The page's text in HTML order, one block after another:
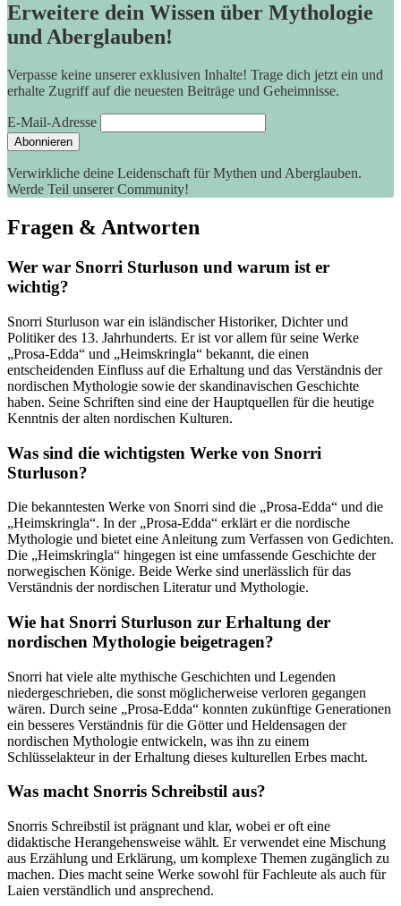
Erweitere dein Wissen über Mythologie
und Aberglauben!
Verpasse keine unserer exklusiven Inhalte! Trage dich jetzt ein und
erhalte Zugriff auf die neuesten Beiträge und Geheimnisse.
E-Mail-Adresse
Verwirkliche deine Leidenschaft für Mythen und Aberglauben.
Werde Teil unserer Community!
Fragen & Antworten
Wer ​war‍ Snorri ‌Sturluson und warum ist er⁣
wichtig?
Snorri Sturluson war ein isländischer Historiker, Dichter und
Politiker des 13. Jahrhunderts. Er‌ ist vor allem ⁢für seine Werke
„Prosa-Edda“ und „Heimskringla“ bekannt, die einen
entscheidenden Einfluss auf die Erhaltung und das Verständnis der
nordischen ⁤Mythologie sowie der skandinavischen Geschichte
haben. Seine Schriften sind eine ‍der‌ Hauptquellen für die heutige
Kenntnis der alten nordischen Kulturen.
Was sind ‍die wichtigsten Werke von ‍Snorri
Sturluson?
Die bekanntesten Werke von Snorri ‌sind die „Prosa-Edda“⁤ und die
„Heimskringla“.⁢ In der „Prosa-Edda“ erklärt er die nordische‍
Mythologie und‌ bietet‌ eine Anleitung ‌zum Verfassen von Gedichten.
Die „Heimskringla“ hingegen ist ‍eine umfassende‌ Geschichte der
norwegischen Könige. Beide ⁣Werke sind unerlässlich​ für das
Verständnis der nordischen Literatur und ​Mythologie.
Wie hat Snorri Sturluson zur Erhaltung der
nordischen Mythologie beigetragen?
Snorri ⁢hat viele alte mythische Geschichten und ⁣Legenden
niedergeschrieben, die sonst⁢ möglicherweise verloren gegangen
wären. Durch seine „Prosa-Edda“ konnten zukünftige Generationen​
ein besseres Verständnis für die Götter ​und ⁢Heldensagen der
nordischen Mythologie entwickeln, was ‍ihn‍ zu einem
Schlüsselakteur in der ‌Erhaltung dieses kulturellen⁤ Erbes macht.
Was macht ⁣Snorris Schreibstil aus?
Snorris Schreibstil ist⁤ prägnant⁣ und klar, ‍wobei er‌ oft eine
didaktische Herangehensweise wählt. Er verwendet eine Mischung
aus Erzählung und‍ Erklärung, um komplexe Themen zugänglich zu
machen. Dies macht​ seine Werke‌ sowohl⁢ für Fachleute als⁤ auch ⁢für
Laien verständlich‌ und ansprechend.